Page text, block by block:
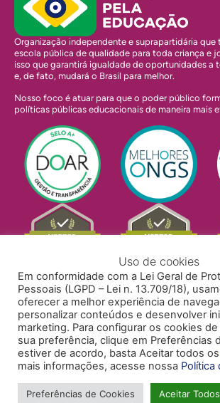
Organização independente e suprapartidária que
escola pública de qualidade para toda criança e
isso que garantirá igualdade de oportunidades a
e, de fato, mudará o Brasil para melhor.
Nosso foco é atuar para que o poder público
políticas públicas educacionais de maneira mais
POLÍTICA DE PRIVACIDADE
ACESSIBILIDADE
TRABALHE
Uso de cookies
Em conformidade com a Lei Geral de
Pessoais (LGPD – Lei n. 13.709/18),
oferecer a melhor experiência de
personalizar conteúdos e desenvolver
marketing. Para configurar os cookies
sua preferência, clique em Preferências
estiver de acordo, basta Aceitar todos os
mais informações, acesse nossa Política
Preferências de Cookies Aceitar